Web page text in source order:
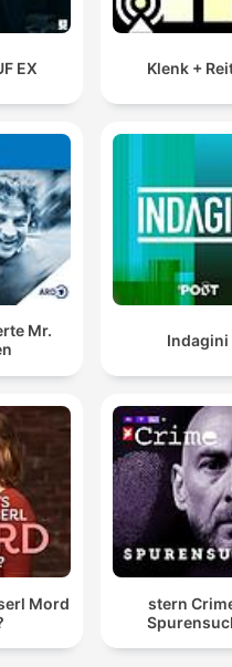
Anmerkungen
Geschichte
an:
uns sehr über
des
Podcast Awards
EX Klenk +
Mr.
Indagini
Mord
stern